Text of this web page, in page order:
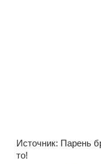
Источник: Парень
то!